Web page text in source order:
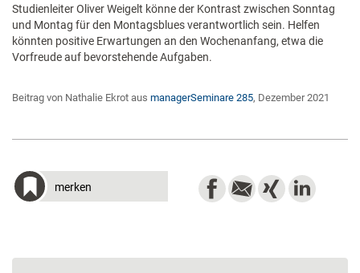
Studienleiter Oliver Weigelt könne der Kontrast zwischen Sonntag
und Montag für den Montagsblues verantwortlich sein. Helfen
könnten positive Erwartungen an den Wochenanfang, etwa die
Vorfreude auf bevorstehende Aufgaben.
Beitrag von Nathalie Ekrot aus managerSeminare 285, Dezember 2021
merken